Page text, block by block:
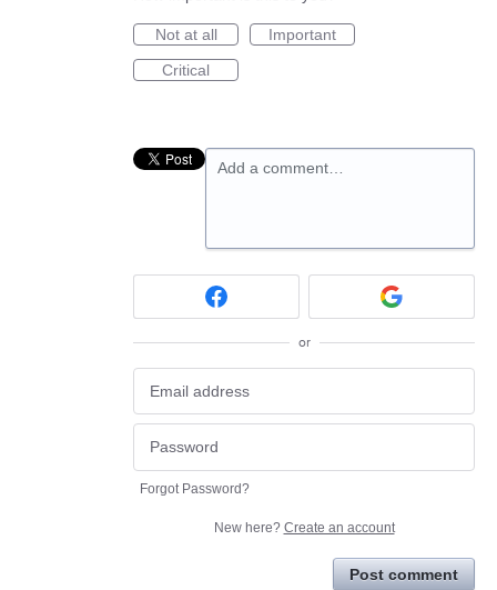
Not at all
Important
Critical
Add a comment…
or
Forgot Password?
New here? Create an account
Post comment